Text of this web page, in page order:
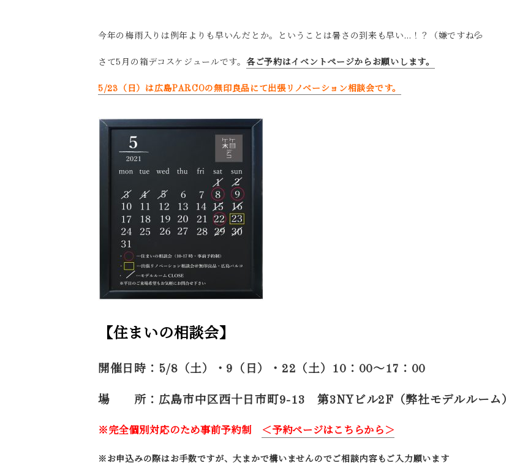
今年の梅雨入りは例年よりも早いんだとか。ということは暑さの到来も早い…！？（嫌ですね💦
さて5月の箱デコスケジュールです。 各ご予約はイベントページからお願いします。
5/23（日）は広島PARCOの無印良品にて出張リノベーション相談会です。
【住まいの相談会】
開催日時：5/8（土）・9（日）・22（土） 10：00～17：00
場 所：広島市中区西十日市町9-13 第3NYビル2F（弊社モデルルーム）
※完全個別対応のため事前予約制 ＜予約ページはこちらから＞
※お申込みの際はお手数ですが、大まかで構いませんのでご相談内容もご入力願います